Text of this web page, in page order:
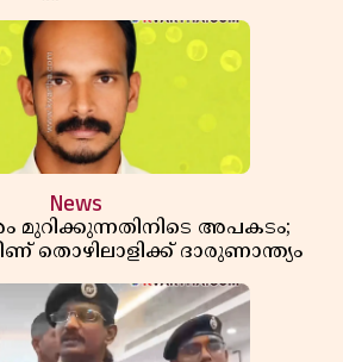
News
മുറിക്കുന്നതിനിടെ അപകടം;
തൊഴിലാളിക്ക് ദാരുണാന്ത്യം